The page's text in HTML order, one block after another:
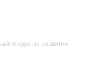
на развитие